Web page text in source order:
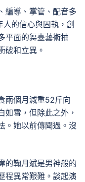
編導、掌管、配音多
人的信心與固執，創
平面的舞臺藝術抽
破和立異。
兩個月減重52斤向
如雪，但除此之外，
。她以前傳聞過。沒
的鞠月斌是男神般的
程異常艱難。談起演